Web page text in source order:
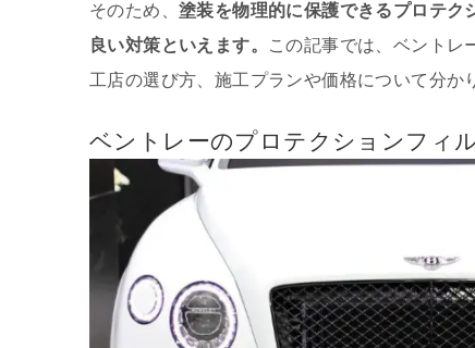
そのため、 塗装を物理的に保護できるプロテク
良い対策といえます。
この記事では、ベントレ
工店の選び方、施工プランや価格について分か
ベントレーのプロテクションフィ